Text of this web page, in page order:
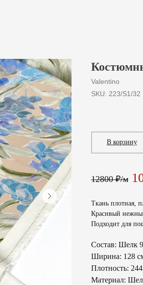
Valentino
SKU: 223/S1/32
В корзину
12800 ₽/м
Ткань плотная,
Красивый
Подходит для
Состав: Шелк
Ширина: 128
Плотность:
Материал: